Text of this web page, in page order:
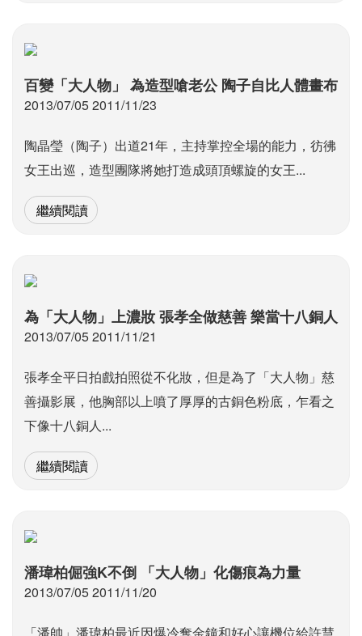
百變「大人物」 為造型嗆老公 陶子自比人體畫布
2013/07/05 2011/11/23
陶晶瑩（陶子）出道21年，主持掌控全場的能力，彷彿
女王出巡，造型團隊將她打造成頭頂螺旋的女王...
繼續閱讀
為「大人物」上濃妝 張孝全做慈善 樂當十八銅人
2013/07/05 2011/11/21
張孝全平日拍戲拍照從不化妝，但是為了「大人物」慈
善攝影展，他胸部以上噴了厚厚的古銅色粉底，乍看之
下像十八銅人...
繼續閱讀
潘瑋柏倔強K不倒 「大人物」化傷痕為力量
2013/07/05 2011/11/20